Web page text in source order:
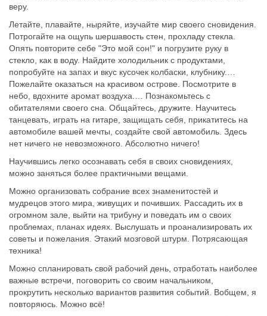
веру.
Летайте, плавайте, ныряйте, изучайте мир своего сновидения.
Потрогайте на ощупь шершавость стен, прохладу стекла.
Опять повторите себе "Это мой сон!" и погрузите руку в
стекло, как в воду. Найдите холодильник с продуктами,
попробуйте на запах и вкус кусочек колбаски, клубнику.…
Пожелайте оказаться на красивом острове. Посмотрите в
небо, вдохните аромат воздуха.… Познакомьтесь с
обитателями своего сна. Общайтесь, дружите. Научитесь
танцевать, играть на гитаре, защищать себя, прикатитесь на
автомобиле вашей мечты, создайте свой автомобиль. Здесь
нет ничего не невозможного. Абсолютно ничего!
Научившись легко осознавать себя в своих сновидениях,
можно заняться более практичными вещами.
Можно организовать собрание всех знаменитостей и
мудрецов этого мира, живущих и почивших. Рассадить их в
огромном зале, выйти на трибуну и поведать им о своих
проблемах, планах идеях. Выслушать и проанализировать их
советы и пожелания. Этакий мозговой штурм. Потрясающая
техника!
Можно спланировать свой рабочий день, отработать наиболее
важные встречи, поговорить со своим начальником,
прокрутить несколько вариантов развития событий. Вобщем, я
повторяюсь. Можно всё!